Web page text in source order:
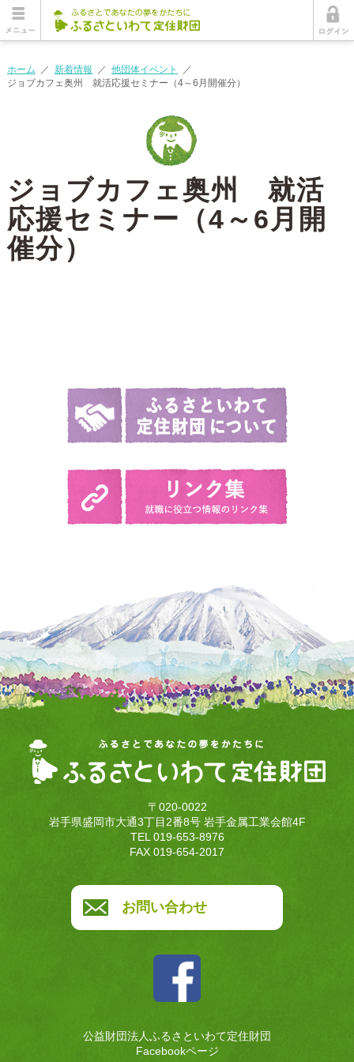
ホーム ／ 新着情報 ／ 他団体イベント
／
ジョブカフェ奥州 就活応援セミナー（4～6月開催分）
ジョブカフェ奥州 就活
応援セミナー（4～6月開
催分）
〒020-0022
岩手県盛岡市大通3丁目2番8号 岩手金属工業会館4F
TEL 019-653-8976
FAX 019-654-2017
お問い合わせ
公益財団法人ふるさといわて定住財団
Facebookページ